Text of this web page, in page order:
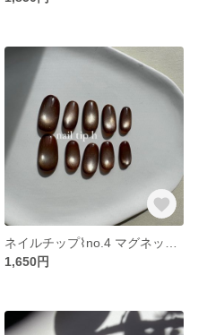
1,650円